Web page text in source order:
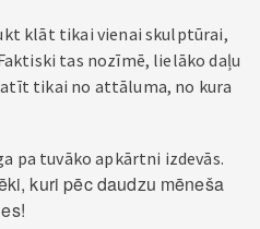
klāt tikai vienai skulptūrai,
tas nozīmē, lielāko daļu
tikai no attāluma, no kura
pa tuvāko apkārtni izdevās.
kuri pēc daudzu mēneša